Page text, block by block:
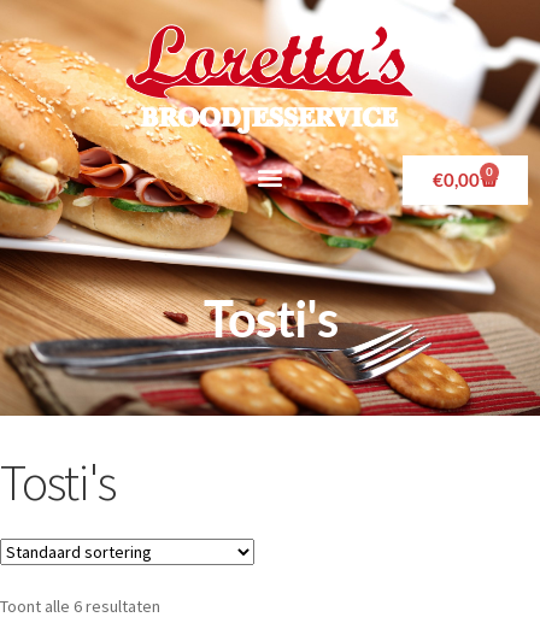
€0,00 0
Tosti's
Tosti's
Toont alle 6 resultaten